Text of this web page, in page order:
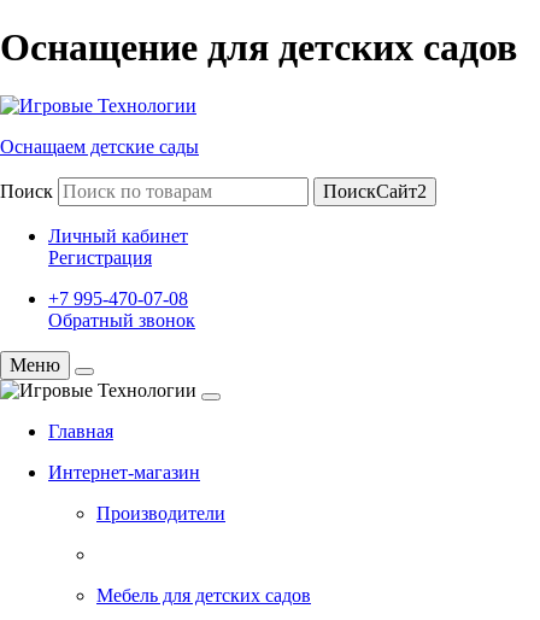
Оснащение для детских садов
Оснащаем детские сады
Поиск ПоискСайт2
Личный кабинет
Регистрация
+7 995-470-07-08
Обратный звонок
Меню
Главная
Интернет-магазин
Производители
Мебель для детских садов